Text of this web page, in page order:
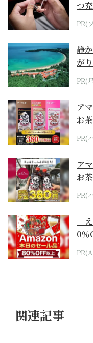
つ
PR(
静
が
ホ
PR(
ア
お茶
PR(
ア
お茶
PR(
「
0％
本
関連記事